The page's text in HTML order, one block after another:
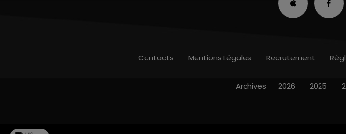
Contacts Mentions Légales Recrutement
Archives 2026 2025